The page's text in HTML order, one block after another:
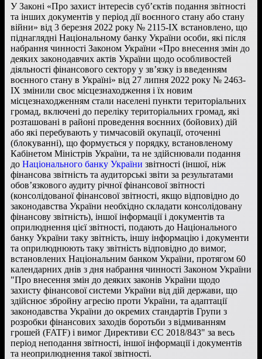
У Законі «Про захист інтересів суб’єктів подання звітності
та інших документів у період дії воєнного стану або стану
війни» від 3 березня 2022 року № 2115-IX встановлено, що
піднаглядні Національному банку України особи, які після
набрання чинності Законом України «Про внесення змін до
деяких законодавчих актів України щодо особливостей
діяльності фінансового сектору у зв’язку із введенням
воєнного стану в Україні» від 27 липня 2022 року № 2463-
IX змінили своє місцезнаходження і їх новим
місцезнаходженням стали населені пункти територіальних
громад, включені до переліку територіальних громад, які
розташовані в районі проведення воєнних (бойових) дій
або які перебувають у тимчасовій окупації, оточенні
(блокуванні), що формується у порядку, встановленому
Кабінетом Міністрів України, та не здійснювали подання
до Національного банку України звітності (іншої, ніж
фінансова звітність та аудиторські звіти за результатами
обов’язкового аудиту річної фінансової звітності
(консолідованої фінансової звітності, якщо відповідно до
законодавства України необхідно складати консолідовану
фінансову звітність), іншої інформації і документів та
оприлюднення цієї звітності, подають до Національного
банку України таку звітність, іншу інформацію і документи
та оприлюднюють таку звітність відповідно до вимог,
встановлених Національним банком України, протягом 60
календарних днів з дня набрання чинності Законом України
"Про внесення змін до деяких законів України щодо
захисту фінансової системи України від дій держави, що
здійснює збройну агресію проти України, та адаптації
законодавства України до окремих стандартів Групи з
розробки фінансових заходів боротьби з відмиванням
грошей (FATF) і вимог Директиви ЄС 2018/843" за весь
період неподання звітності, іншої інформації і документів
та неоприлюднення такої звітності.